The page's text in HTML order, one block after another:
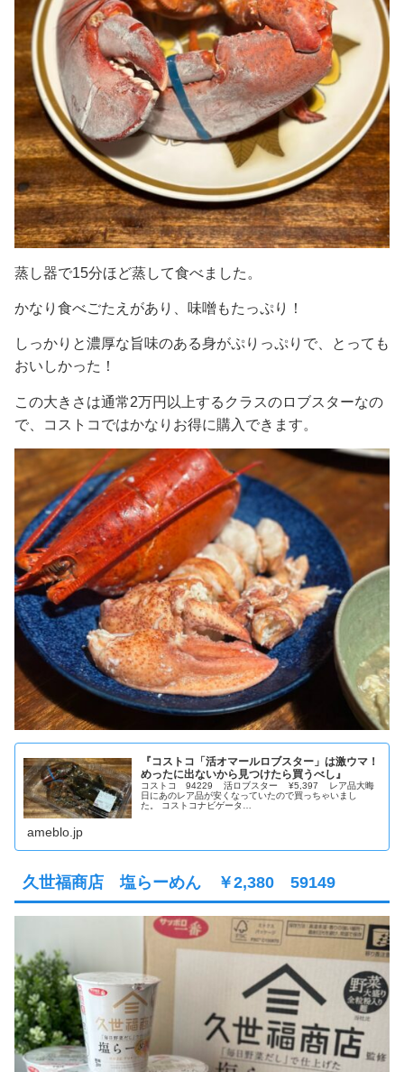
蒸し器で15分ほど蒸して食べました。
かなり食べごたえがあり、味噌もたっぷり！
しっかりと濃厚な旨味のある身がぷりっぷりで、とっても
おいしかった！
この大きさは通常2万円以上するクラスのロブスターなの
で、コストコではかなりお得に購入できます。
『コストコ「活オマールロブスター」は激ウマ！
めったに出ないから見つけたら買うべし』
コストコ 94229 活ロブスター ¥5,397 レア品大晦
日にあのレア品が安くなっていたので買っちゃいまし
た。 コストコナビゲータ…
ameblo.jp
久世福商店 塩らーめん ￥2,380 59149